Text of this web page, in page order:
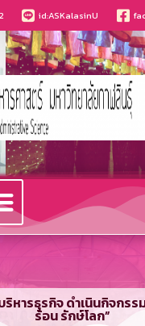
id:ASKalasinU
หารธุรกิจ ดำเนินกิจกร
ร้อน รักษ์โลก”